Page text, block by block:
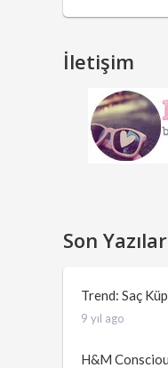
İletişim
Son Yazılar
Trend: Saç
9 yıl ago
H&M